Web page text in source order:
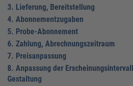
3. Lieferung, Bereitstellung
4. Abonnementzugaben
5. Probe-Abonnement
6. Zahlung, Abrechnungszeitraum
7. Preisanpassung
8. Anpassung der
Gestaltung